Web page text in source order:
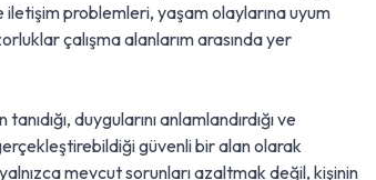
iletişim problemleri, yaşam olaylarına uyum
çalışma alanlarım arasında yer
duygularını anlamlandırdığı ve
güvenli bir alan olarak
mevcut sorunları azaltmak değil, kişinin